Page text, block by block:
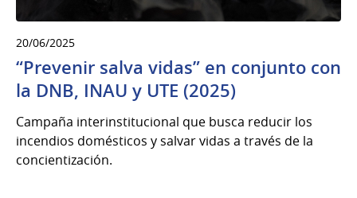
20/06/2025
“Prevenir salva vidas” en conjunto con
la DNB, INAU y UTE (2025)
Campaña interinstitucional que busca reducir los
incendios domésticos y salvar vidas a través de la
concientización.